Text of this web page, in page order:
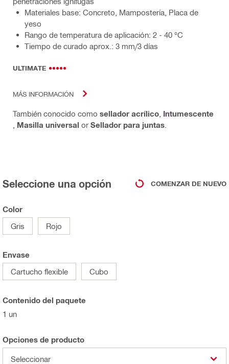
Materiales base: Concreto, Mampostería, Placa de
yeso
Rango de temperatura de aplicación: 2 - 40 °C
Tiempo de curado aprox.: 3 mm/3 días
ULTIMATE
MÁS INFORMACIÓN
También conocido como sellador acrílico Intumescente
Masilla universal or Sellador para juntas
Seleccione una opción COMENZAR DE NUEVO
Color
Gris
Rojo
Envase
Cartucho flexible
Cubo
Contenido del paquete
1 un
Opciones de producto
Seleccionar